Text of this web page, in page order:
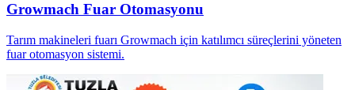
Growmach Fuar Otomasyonu
Tarım makineleri fuarı Growmach için katılımcı süreçlerini yöneten
fuar otomasyon sistemi.